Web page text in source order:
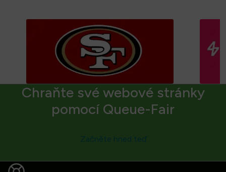
Chraňte své webové stránky
pomocí Queue-Fair